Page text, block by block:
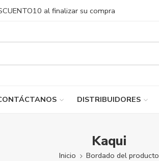
al finalizar su compra
DISTRIBUIDORES
Kaqui
Inicio Bordado del producto